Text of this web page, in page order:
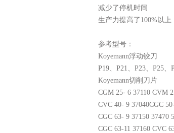
减少了停机时间
生产力提高了 100%以上
参考型号：
Koyemann浮动铰刀
P19、P21、P23、P25、
Koyemann切削刀片
CGM 25- 6 37110 CVM
CVC 40- 9 37040CGC
CGC 63- 9 37150 37470
CGC 63-11 37160 CVC